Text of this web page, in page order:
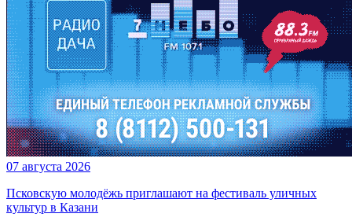
07 августа 2026
Псковскую молодёжь приглашают на фестиваль уличных
культур в Казани